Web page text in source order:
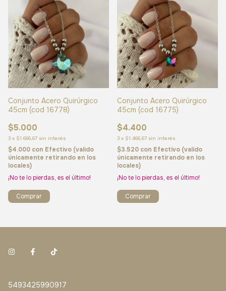
Conjunto Acero Quirúrgico
45cm (cod 16778)
$5.000
3 x $1.666,67 sin interés
$4.000 con Efectivo (valido
únicamente retirando en los
locales)
¡No te lo pierdas, es el último!
Conjunto Acero Quirúrgico
45cm (cod 16775)
$4.400
3 x $1.466,67 sin interés
$3.520 con Efectivo (valido
únicamente retirando en los
locales)
¡No te lo pierdas, es el último!
5493425990917